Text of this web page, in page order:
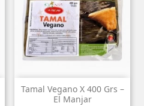
Tamal Vegano X 400 Grs –
El Manjar